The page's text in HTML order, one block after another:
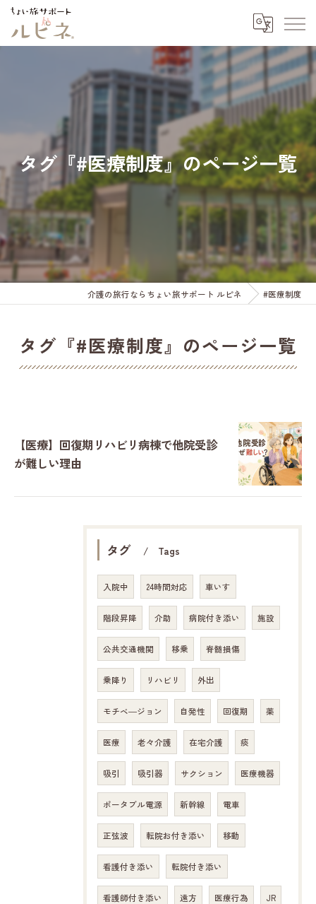
タグ『#医療制度』のページ一覧
介護の旅行ならちょい旅サポート ルピネ #医療制度
タグ『#医療制度』のページ一覧
【医療】回復期リハビリ病棟で他院受診
が難しい理由
タグ Tags
入院中 24時間対応 車いす
階段昇降 介助 病院付き添い 施設
公共交通機関 移乗 脊髄損傷
乗降り リハビリ 外出
モチベ―ジョン 自発性 回復期 薬
医療 老々介護 在宅介護 痰
吸引 吸引器 サクション 医療機器
ポータブル電源 新幹線 電車
正弦波 転院お付き添い 移動
看護付き添い 転院付き添い
看護師付き添い 遠方 医療行為 JR